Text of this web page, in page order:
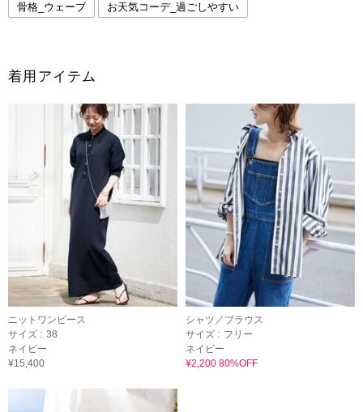
骨格_ウェーブ お天気コーデ_過ごしやすい
着用アイテム
ニットワンピース
サイズ : 38
ネイビー
¥15,400
シャツ／ブラウス
サイズ : フリー
ネイビー
¥2,200 80%OFF